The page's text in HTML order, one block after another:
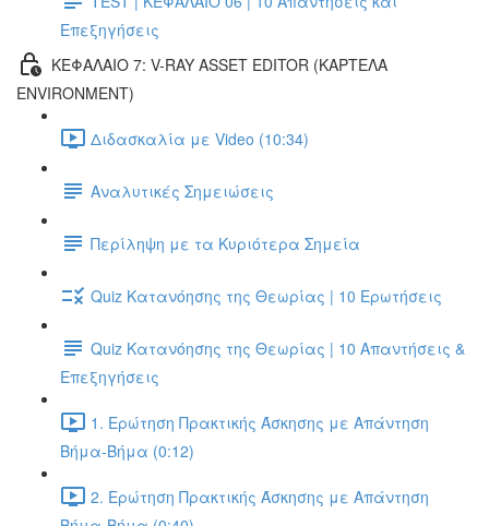
Επεξηγήσεις
ΚΕΦΑΛΑΙΟ 7: V-RAY ASSET EDITOR (ΚΑΡΤΕΛΑ
ENVIRONMENT)
Διδασκαλία με Video (10:34)
Αναλυτικές Σημειώσεις
Περίληψη με τα Κυριότερα Σημεία
Quiz Κατανόησης της Θεωρίας | 10 Ερωτήσεις
Quiz Κατανόησης της Θεωρίας | 10 Απαντήσεις &
Επεξηγήσεις
1. Ερώτηση Πρακτικής Άσκησης με Απάντηση
Βήμα-Βήμα (0:12)
2. Ερώτηση Πρακτικής Άσκησης με Απάντηση